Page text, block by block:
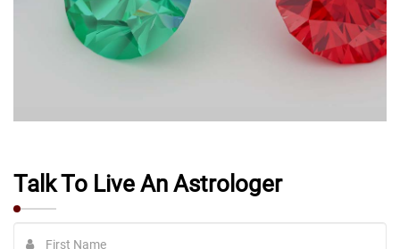
Talk To Live An Astrologer